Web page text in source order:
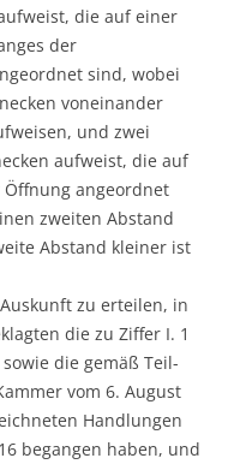
die auf einer
der
sind, wobei
voneinander
und zwei
aufweist, die auf
angeordnet
zweiten Abstand
Abstand kleiner ist
zu erteilen, in
die zu Ziffer I. 1
die gemäß Teil-
vom 6. August
Handlungen
begangen haben, und